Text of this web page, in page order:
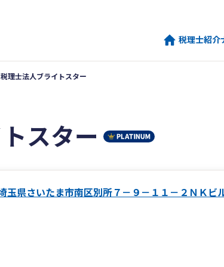
税理士紹介
税理士法人ブライトスター
スター
玉県さいたま市南区別所７－９－１１－２ＮＫビ